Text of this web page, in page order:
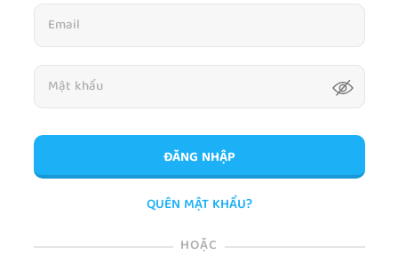
ĐĂNG NHẬP
QUÊN MẬT KHẨU?
HOẶC